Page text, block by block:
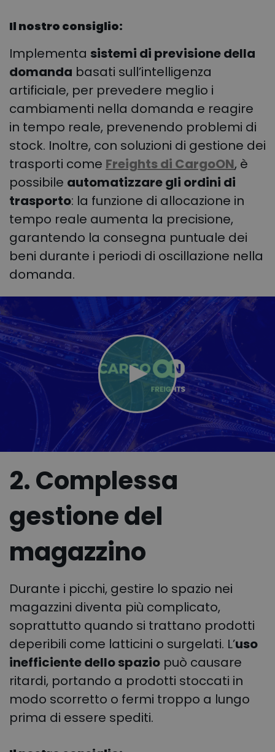
Il nostro consiglio:
Implementa sistemi di previsione della
domanda basati sull’intelligenza
artificiale, per prevedere meglio i
cambiamenti nella domanda e reagire
in tempo reale, prevenendo problemi di
stock. Inoltre, con soluzioni di gestione dei
trasporti come Freights di CargoON, è
possibile automatizzare gli ordini di
trasporto: la funzione di allocazione in
tempo reale aumenta la precisione,
garantendo la consegna puntuale dei
beni durante i periodi di oscillazione nella
domanda.
2. Complessa
gestione del
magazzino
Durante i picchi, gestire lo spazio nei
magazzini diventa più complicato,
soprattutto quando si trattano prodotti
deperibili come latticini o surgelati. L’uso
inefficiente dello spazio può causare
ritardi, portando a prodotti stoccati in
modo scorretto o fermi troppo a lungo
prima di essere spediti.